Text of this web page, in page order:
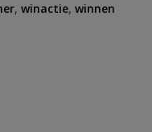
, winactie, winnen